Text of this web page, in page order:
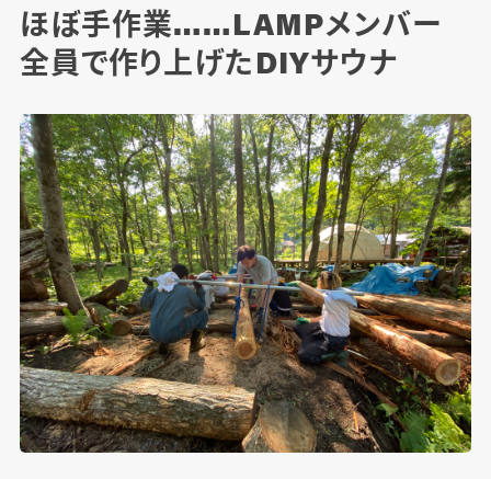
ほぼ手作業……LAMPメンバー
全員で作り上げたDIYサウナ